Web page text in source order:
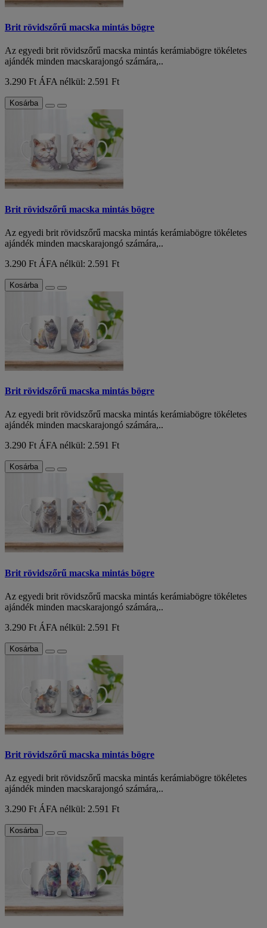
Brit rövidszőrű macska mintás bögre
Az egyedi brit rövidszőrű macska mintás kerámiabögre tökéletes
ajándék minden macskarajongó számára,..
3.290 Ft ÁFA nélkül: 2.591 Ft
Kosárba
Brit rövidszőrű macska mintás bögre
Az egyedi brit rövidszőrű macska mintás kerámiabögre tökéletes
ajándék minden macskarajongó számára,..
3.290 Ft ÁFA nélkül: 2.591 Ft
Kosárba
Brit rövidszőrű macska mintás bögre
Az egyedi brit rövidszőrű macska mintás kerámiabögre tökéletes
ajándék minden macskarajongó számára,..
3.290 Ft ÁFA nélkül: 2.591 Ft
Kosárba
Brit rövidszőrű macska mintás bögre
Az egyedi brit rövidszőrű macska mintás kerámiabögre tökéletes
ajándék minden macskarajongó számára,..
3.290 Ft ÁFA nélkül: 2.591 Ft
Kosárba
Brit rövidszőrű macska mintás bögre
Az egyedi brit rövidszőrű macska mintás kerámiabögre tökéletes
ajándék minden macskarajongó számára,..
3.290 FtÁFA nélkül: 2.591 Ft
Kosárba